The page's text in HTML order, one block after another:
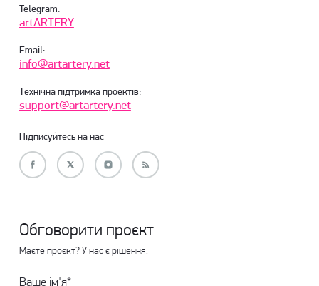
Telegram:
artARTERY
Email:
info@artartery.net
Технічна підтримка проектів:
support@artartery.net
Підписуйтесь на нас
Обговорити проєкт
Маєте проєкт? У нас є рішення.